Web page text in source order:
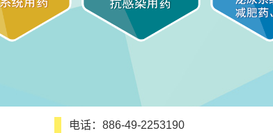
电话：886-49-2253190